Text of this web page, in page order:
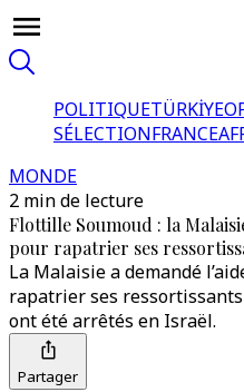
POLITIQUETÜRKİYE
SÉLECTIONFRANCE
MONDE
2 min de lecture
Flottille Soumoud : la
pour rapatrier ses
La Malaisie a demandé
rapatrier ses
ont été arrêtés en Israël.
Partager